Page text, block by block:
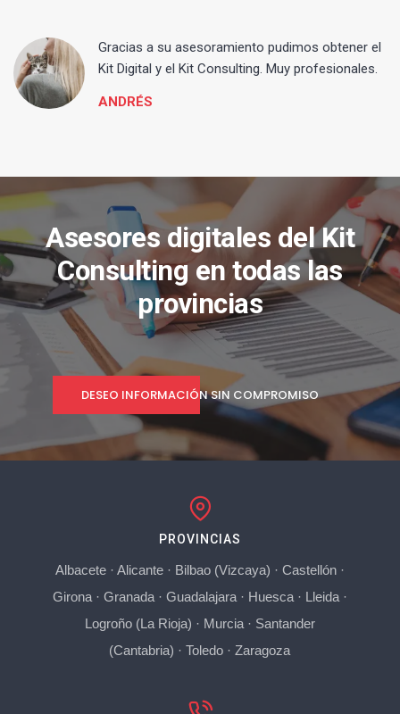
Gracias a su asesoramiento pudimos obtener el
Kit Digital y el Kit Consulting. Muy profesionales.
ANDRÉS
Asesores digitales del Kit
Consulting en todas las
provincias
DESEO INFORMACIÓN SIN COMPROMISO
PROVINCIAS
Albacete· Alicante· Bilbao (Vizcaya) · Castellón·
Girona· Granada· Guadalajara· Huesca· Lleida·
Logroño (La Rioja) · Murcia· Santander
(Cantabria) ·Toledo ·Zaragoza